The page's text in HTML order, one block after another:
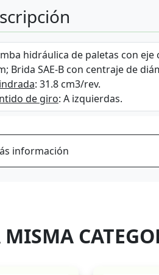
hidráulica de paletas con
Brida SAE-B con centraje de
: 31.8 cm3/rev.
de giro: A izquierdas.
información
MISMA